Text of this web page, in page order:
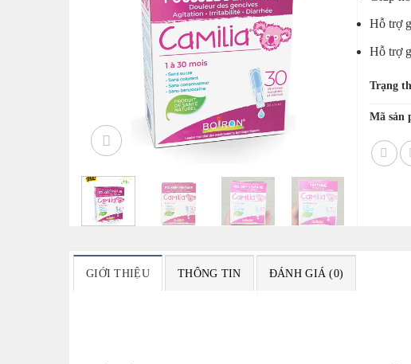
Hỗ trợ
Hỗ trợ
Trạng
Mã sản
GIỚI THIỆU THÔNG TIN ĐÁNH GIÁ (0)